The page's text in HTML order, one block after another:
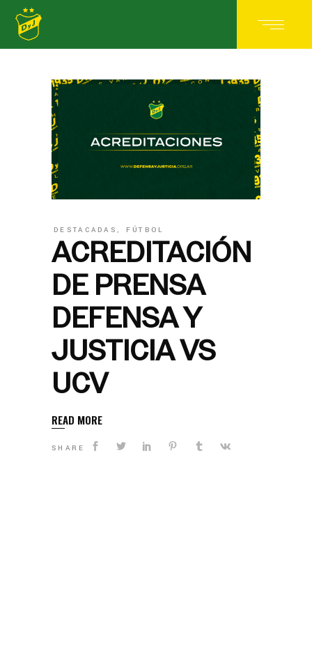
DESTACADAS , FÚTBOL
ACREDITACIÓN
DE PRENSA
DEFENSA Y
JUSTICIA VS
UCV
READ MORE
SHARE